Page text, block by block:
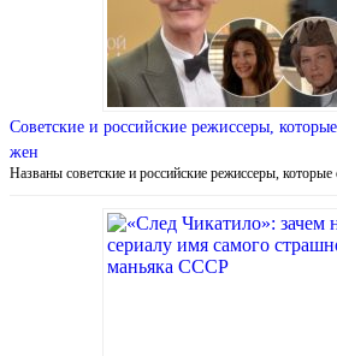
Советские и российские режиссеры,
жен
Названы советские и российские режиссеры,